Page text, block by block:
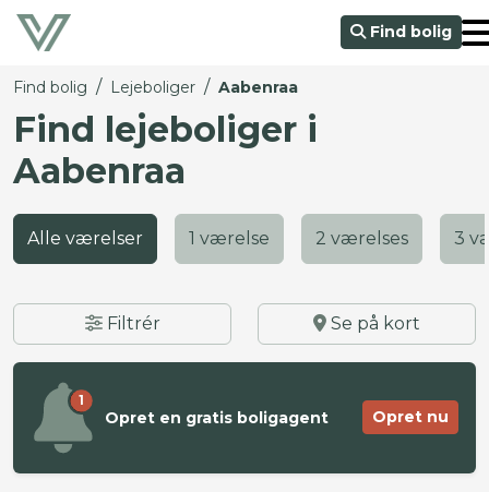
Find bolig
Find bolig / Lejeboliger / Aabenraa
Find lejeboliger i
Aabenraa
Alle værelser 1 værelse 2 værelses 3
Filtrér Se på kort
1
Opret en gratis boligagent Opret nu